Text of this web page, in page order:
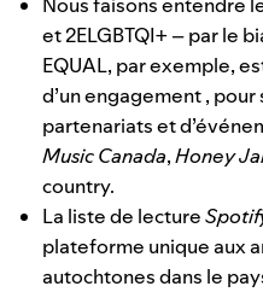
et2ELGBTQI+– par le
EQUAL, par exemple,
d’un engagement ,
partenariats et
Music Canada,Honey
country.
La liste de lecture
plateforme unique aux
autochtones dans le